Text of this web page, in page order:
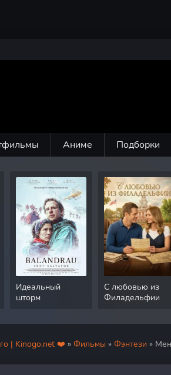
Аниме Подборки
Идеальный
шторм
С любовью из
Филадельфии
| Kinogo.net ❤️ » Фильмы » Фэнтези »